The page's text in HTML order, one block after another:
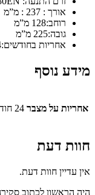
אורך : 237 : מ”מ
רוחב:128 מ”מ
גובה:225 מ”מ
אחריות בחודשים:24
מידע נוסף
אחריות על מצבר 24 חודשי אחריות
חוות דעת
אין עדיין חוות דעת.
היה הראשון לכתוב סקירה